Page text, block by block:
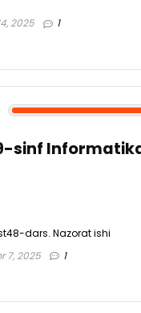
2025 1
sinf
dars. Nazorat ishi
7, 2025 1